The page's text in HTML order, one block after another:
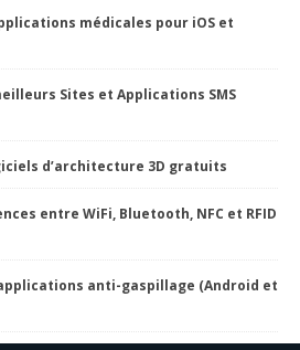
médicales pour iOS et
Sites et Applications SMS
d’architecture 3D gratuits
entre WiFi, Bluetooth, NFC et RFID
anti-gaspillage (Android et